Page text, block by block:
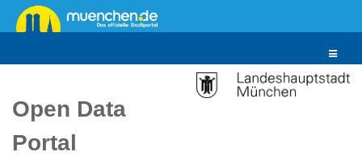
Überspringen
zum
Toggle
Open Data
Portal